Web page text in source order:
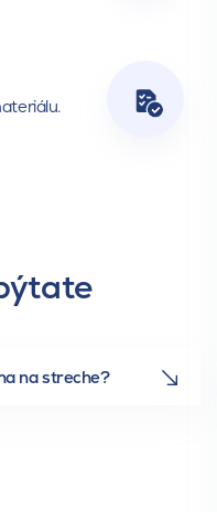
na streche?